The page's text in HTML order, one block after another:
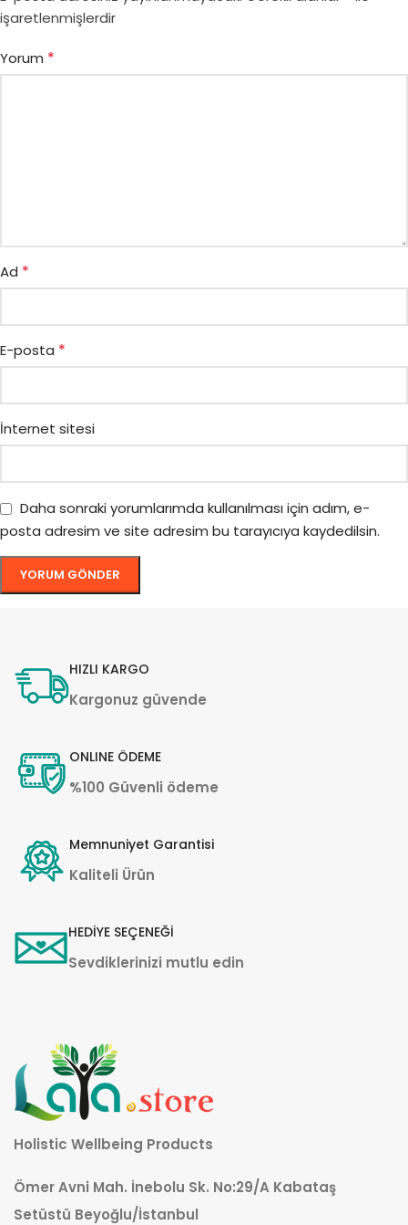
işaretlenmişlerdir
Yorum *
Ad *
E-posta *
İnternet sitesi
Daha sonraki yorumlarımda kullanılması için adım, e-
posta adresim ve site adresim bu tarayıcıya kaydedilsin.
HIZLI KARGO
Kargonuz güvende
ONLINE ÖDEME
%100 Güvenli ödeme
Memnuniyet Garantisi
Kaliteli Ürün
HEDİYE SEÇENEĞİ
Sevdiklerinizi mutlu edin
Holistic Wellbeing Products
Ömer Avni Mah. İnebolu Sk. No:29/A Kabataş
Setüstü Beyoğlu/İstanbul